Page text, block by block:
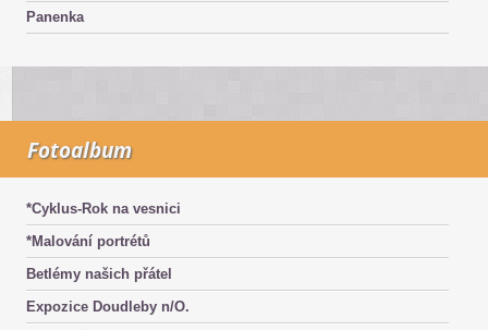
Panenka
Fotoalbum
*Cyklus-Rok na vesnici
*Malování portrétů
Betlémy našich přátel
Expozice Doudleby n/O.